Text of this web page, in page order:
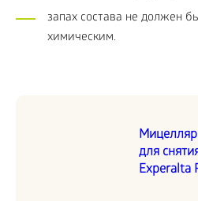
запах состава не должен
химическим.
для
Experalta